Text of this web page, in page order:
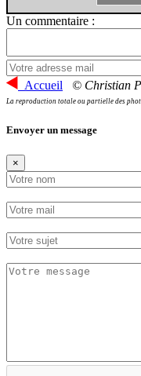
Un commentaire :
Accueil © Christian
La reproduction totale ou partielle des
Envoyer un message
×